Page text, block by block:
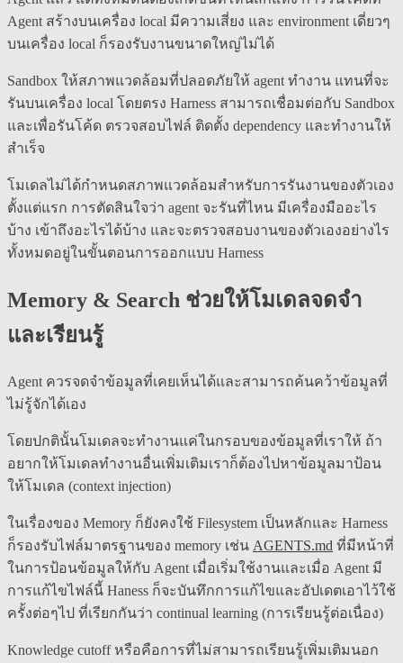
Agent สร้างบนเครื่อง local มีความเสี่ยง และ environment เดี่ยวๆ
บนเครื่อง local ก็รองรับงานขนาดใหญ่ไม่ได้
Sandbox ให้สภาพแวดล้อมที่ปลอดภัยให้ agent ทำงาน แทนที่จะ
รันบนเครื่อง local โดยตรง Harness สามารถเชื่อมต่อกับ Sandbox
และเพื่อรันโค้ด ตรวจสอบไฟล์ ติดตั้ง dependency และทำงานให้
สำเร็จ
โมเดลไม่ได้กำหนดสภาพแวดล้อมสำหรับการรันงานของตัวเอง
ตั้งแต่แรก การตัดสินใจว่า agent จะรันที่ไหน มีเครื่องมืออะไร
บ้าง เข้าถึงอะไรได้บ้าง และจะตรวจสอบงานของตัวเองอย่างไร
ทั้งหมดอยู่ในขั้นตอนการออกแบบ Harness
Memory & Search ช่วยให้โมเดลจดจำ
และเรียนรู้
Agent ควรจดจำข้อมูลที่เคยเห็นได้และสามารถค้นคว้าข้อมูลที่
ไม่รู้จักได้เอง
โดยปกตินั้นโมเดลจะทำงานแค่ในกรอบของข้อมูลที่เราให้ ถ้า
อยากให้โมเดลทำงานอื่นเพิ่มเติมเราก็ต้องไปหาข้อมูลมาป้อน
ให้โมเดล (context injection)
ในเรื่องของ Memory ก็ยังคงใช้ Filesystem เป็นหลักและ Harness
ก็รองรับไฟล์มาตรฐานของ memory เช่น AGENTS.md ที่มีหน้าที่
ในการป้อนข้อมูลให้กับ Agent เมื่อเริ่มใช้งานและเมื่อ Agent มี
การแก้ไขไฟล์นี้ Haness ก็จะบันทึกการแก้ไขและอัปเดตเอาไว้ใช้
ครั้งต่อๆไป ที่เรียกกันว่า continual learning (การเรียนรู้ต่อเนื่อง)
Knowledge cutoff หรือคือการที่ไม่สามารถเรียนรู้เพิ่มเติมนอก